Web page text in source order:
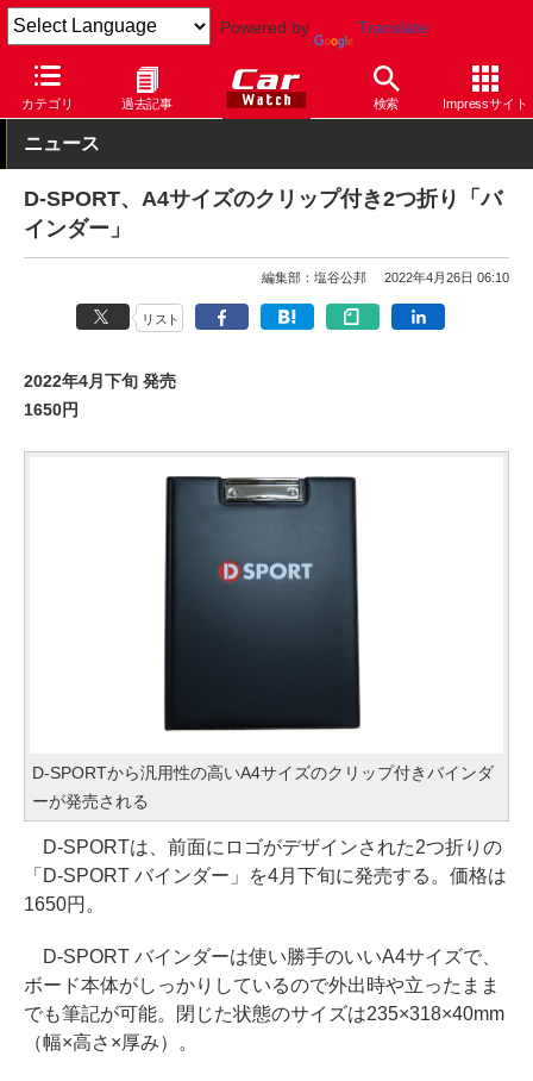
Powered by Translate
カテゴリ 過去記事 検索 Impressサイト
Car Watch カスタム カー用品 その他
ニュース
D-SPORT、A4サイズのクリップ付き2つ折り「バ
インダー」
編集部：塩谷公邦 2022年4月26日 06:10
リスト
2022年4月下旬 発売
1650円
D-SPORTから汎用性の高いA4サイズのクリップ付きバインダ
ーが発売される
D-SPORTは、前面にロゴがデザインされた2つ折りの
「D-SPORT バインダー」を4月下旬に発売する。価格は
1650円。
D-SPORT バインダーは使い勝手のいいA4サイズで、
ボード本体がしっかりしているので外出時や立ったまま
でも筆記が可能。閉じた状態のサイズは235×318×40mm
（幅×高さ×厚み）。